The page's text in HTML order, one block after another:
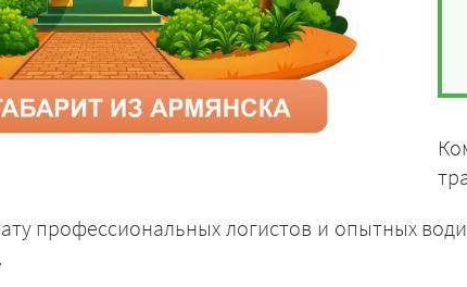
профессиональных логистов и опытных